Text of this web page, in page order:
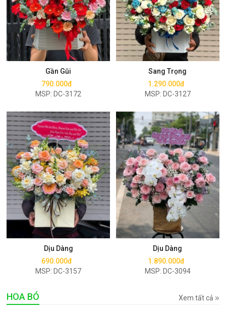
Gần Gũi
790.000đ
MSP: DC-3172
Mua ngay
Sang Trọng
1.290.000đ
MSP: DC-3127
Mua ngay
Dịu Dàng
690.000đ
MSP: DC-3157
Mua ngay
Dịu Dàng
1.890.000đ
MSP: DC-3094
Mua ngay
HOA BÓ Xem tất cả